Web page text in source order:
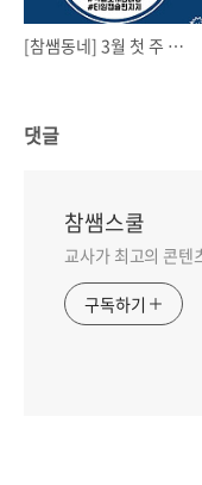
[참쌤동네] 3월 첫 주 자료(담임 소개 안내장, 타임캡슐 편지지)
댓글
참쌤스쿨
교사가 최고의 콘텐
구독하기